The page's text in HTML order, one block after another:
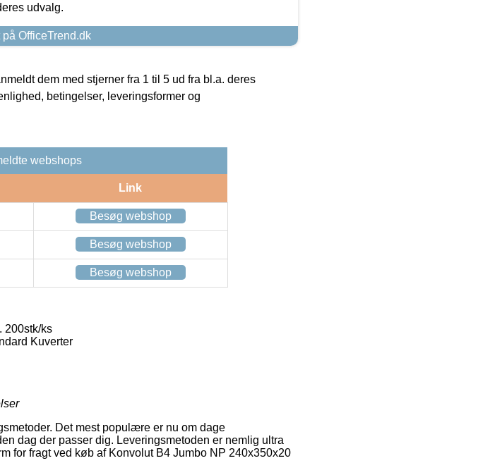
udvalg.
OfficeTrend.dk
dem med stjerner fra 1 til 5 ud fra bl.a. deres
betingelser, leveringsformer og
webshops
Link
Besøg webshop
Besøg webshop
Besøg webshop
200stk/ks
Kuverter
Det mest populære er nu om dage
dag der passer dig. Leveringsmetoden er nemlig ultra
for fragt ved køb af Konvolut B4 Jumbo NP 240x350x20